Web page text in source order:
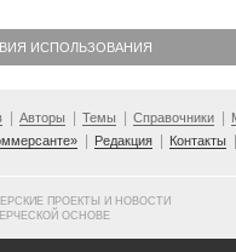
ИСПОЛЬЗОВАНИЯ
Авторы Темы Справочники
Редакция Контакты
ПРОЕКТЫ И НОВОСТИ
ОСНОВЕ